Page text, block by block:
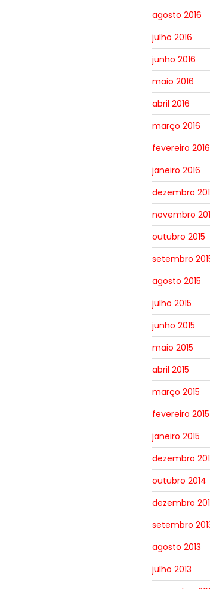
agosto 2016
julho 2016
junho 2016
maio 2016
abril 2016
março 2016
fevereiro 2016
janeiro 2016
dezembro
novembro
outubro 2015
setembro
agosto 2015
julho 2015
junho 2015
maio 2015
abril 2015
março 2015
fevereiro 2015
janeiro 2015
dezembro
outubro 2014
dezembro
setembro
agosto 2013
julho 2013